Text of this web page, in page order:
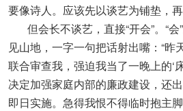
要像诗人。应该先以谈艺为铺垫，再
但会长不谈艺，直接“开会”。“会
见山地，一字一句把话射出嘴：“昨
联合审查我，强迫我当了一晚上的‘
决定加强家庭内部的廉政建设，还
即日实施。急得我恨不得临时抱主